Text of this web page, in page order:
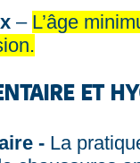
– L’âge
ET
- La